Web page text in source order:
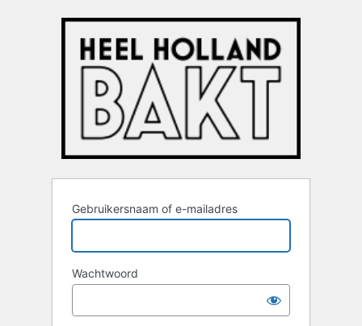
Gebruikersnaam of e-mailadres
Wachtwoord